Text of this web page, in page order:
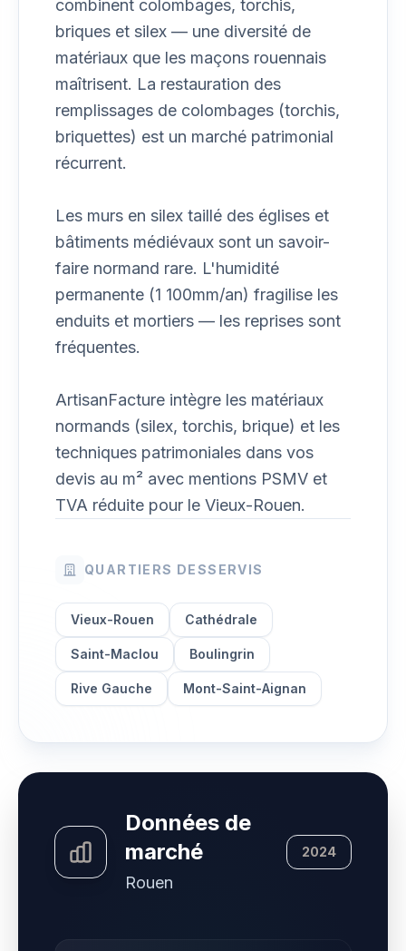
combinent colombages, torchis,
briques et silex — une diversité de
matériaux que les maçons rouennais
maîtrisent. La restauration des
remplissages de colombages (torchis,
briquettes) est un marché patrimonial
récurrent.
Les murs en silex taillé des églises et
bâtiments médiévaux sont un savoir-
faire normand rare. L'humidité
permanente (1 100mm/an) fragilise les
enduits et mortiers — les reprises sont
fréquentes.
ArtisanFacture intègre les matériaux
normands (silex, torchis, brique) et les
techniques patrimoniales dans vos
devis au m² avec mentions PSMV et
TVA réduite pour le Vieux-Rouen.
QUARTIERS DESSERVIS
Vieux-Rouen Cathédrale
Saint-Maclou Boulingrin
Rive Gauche Mont-Saint-Aignan
Données de
marché
Rouen
2024